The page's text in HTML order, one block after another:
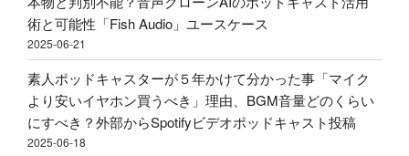
ッ
ド
キ
ャ
ス
ト
投
AI
Studio"
の
ア
ー
ム
ア
リ
エ
ク
術と可能性「Fish Audio」ユースケース
2025-06-21
素人ポッドキャスターが５年かけて分かった事「マイク
より安いイヤホン買うべき」理由、BGM音量どのくらい
にすべき？外部からSpotifyビデオポッドキャスト投稿
2025-06-18